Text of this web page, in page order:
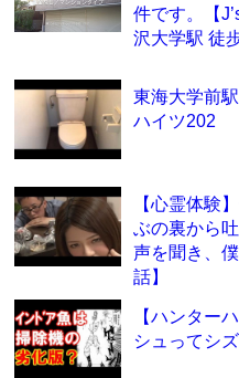
件です。【
沢大学駅 徒
東海大学前
ハイツ202
【心霊体験
ぶの裏から
声を聞き、
話】
【ハンター
シュってシ